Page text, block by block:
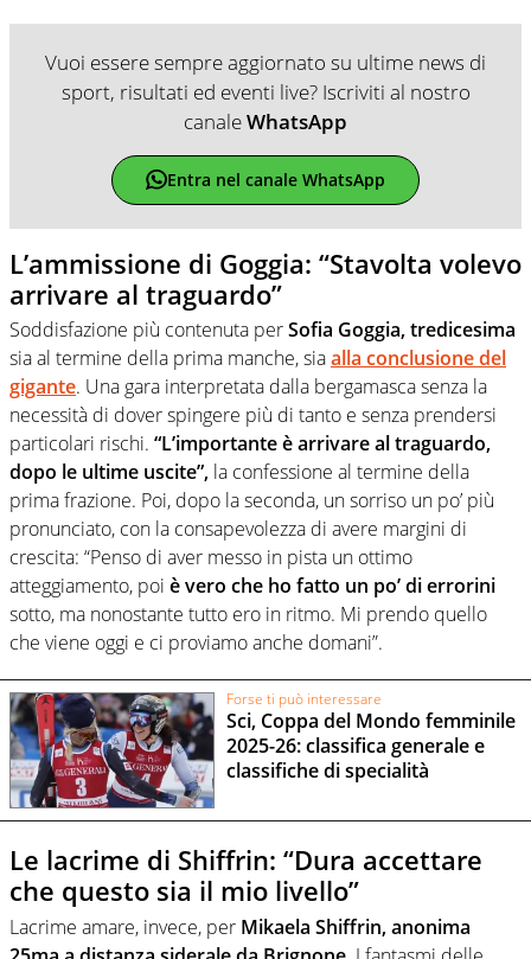
Vuoi essere sempre aggiornato su ultime news di
sport, risultati ed eventi live? Iscriviti al nostro
canaleWhatsApp
Entra nel canale WhatsApp
L’ammissione di Goggia: “Stavolta volevo
arrivare al traguardo”
Soddisfazione più contenuta perSofia Goggia, tredicesima
sia al termine della prima manche, siaalla conclusione del
gigante. Una gara interpretata dalla bergamasca senza la
necessità di dover spingere più di tanto e senza prendersi
particolari rischi. “L’importante è arrivare al traguardo,
dopo le ultime uscite”, la confessione al termine della
prima frazione. Poi, dopo la seconda, un sorriso un po’ più
pronunciato, con la consapevolezza di avere margini di
crescita: “Penso di aver messo in pista un ottimo
atteggiamento, poi è vero che ho fatto un po’ di errorini
sotto, ma nonostante tutto ero in ritmo. Mi prendo quello
che viene oggi e ci proviamo anche domani”.
Forse ti può interessare
Sci, Coppa del Mondo femminile
2025-26: classifica generale e
classifiche di specialità
Le lacrime di Shiffrin: “Dura accettare
che questo sia il mio livello”
Lacrime amare, invece, per Mikaela Shiffrin, anonima